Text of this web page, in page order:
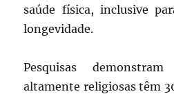
saúde física, inclusive
longevidade.
Pesquisas
altamente religiosas têm